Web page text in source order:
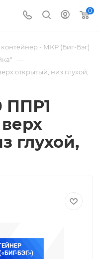
0
- МКР (Биг-Бэг)
—
открытый, низ глухой,
ППР1
глухой,